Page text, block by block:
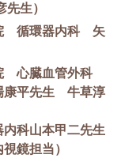
生）
院 循環器内科 矢
心臓血管外科
平先生 牛草淳
科山本甲二先生
視鏡担当）